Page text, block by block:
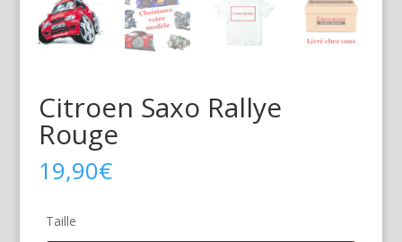
Citroen Saxo Rallye
Rouge
19,90€
Taille